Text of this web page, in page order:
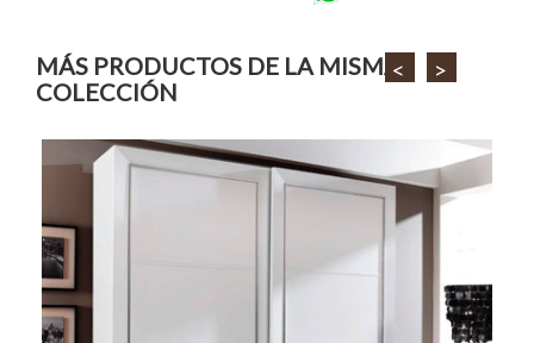
MÁS PRODUCTOS DE LA MISMA
COLECCIÓN
< >